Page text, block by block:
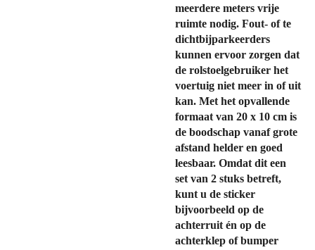
meerdere meters vrije
ruimte nodig. Fout- of te
dichtbijparkeerders
kunnen ervoor zorgen dat
de rolstoelgebruiker het
voertuig niet meer in of uit
kan. Met het opvallende
formaat van 20 x 10 cm is
de boodschap vanaf grote
afstand helder en goed
leesbaar. Omdat dit een
set van 2 stuks betreft,
kunt u de sticker
bijvoorbeeld op de
achterruit én op de
achterklep of bumper